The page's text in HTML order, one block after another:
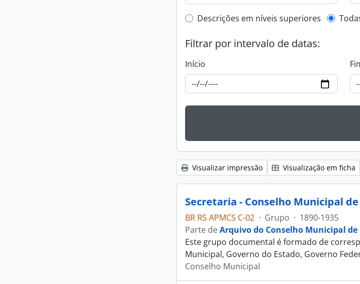
Filtro de descrição de nível
Descrições em níveis superiores
Filtrar por intervalo de datas:
Início
Visualizar impressão Visualização em ficha
Secretaria - Conselho Municipal de
BR RS APMCS C-02 · Grupo · 1890-1935
Parte deArquivo do Conselho Municipal de
Este grupo documental é formado de
Municipal, Governo do Estado, Governo
Conselho Municipal